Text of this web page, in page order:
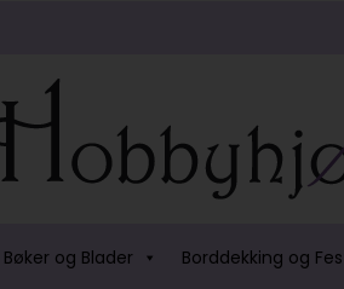
Bøker og Blader Borddekking og